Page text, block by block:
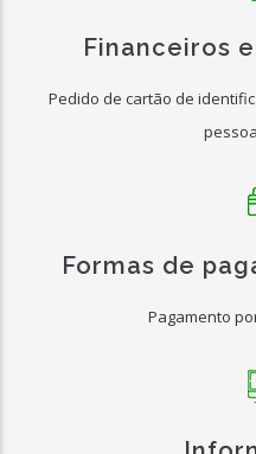
Financeiros
Pedido de cartão de
Formas de
Pagamento